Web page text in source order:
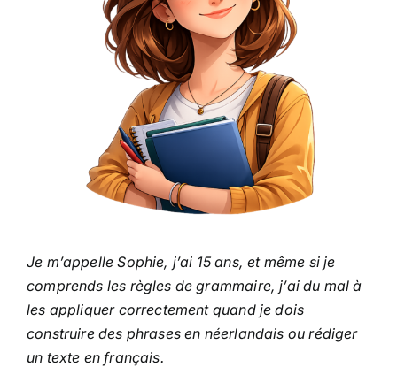
Je m’appelle Sophie, j’ai 15 ans, et même si je
comprends les règles de grammaire, j’ai du mal à
les appliquer correctement quand je dois
construire des phrases en néerlandais ou rédiger
un texte en français.